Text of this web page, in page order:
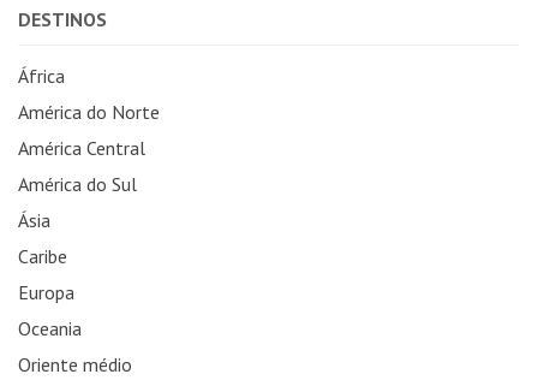
DESTINOS
África
América do Norte
América Central
América do Sul
Ásia
Caribe
Europa
Oceania
Oriente médio